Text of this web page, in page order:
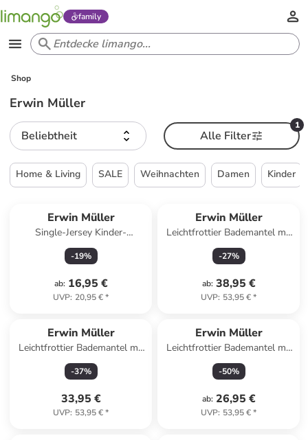
family
Shop
Erwin Müller
Beliebtheit
1
Alle Filter
Home & Living SALE Weihnachten Damen Kinder
Erwin Müller
Single-Jersey Kinder-
Nachthemd in rosa/weiß/grau
-19%
ab: 16,95 €
UVP: 20,95 €*
Erwin Müller
Leichtfrottier Bademantel mit
Kapuze Meersburg in weiß
-27%
ab: 38,95 €
UVP: 53,95 €*
Erwin Müller
Leichtfrottier Bademantel mit
Kapuze Limbach in mauve
-37%
33,95 €
UVP: 53,95 €*
Erwin Müller
Leichtfrottier Bademantel mit
Kapuze Limbach in weinrot
-50%
ab: 26,95 €
UVP: 53,95 €*